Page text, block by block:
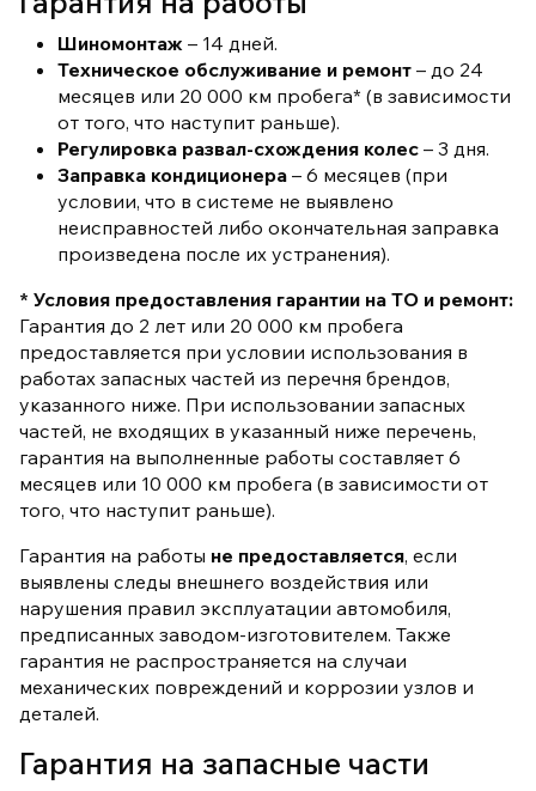
Шиномонтаж – 14 дней.
Техническое обслуживание и ремонт – до 24
месяцев или 20 000 км пробега* (в зависимости
от того, что наступит раньше).
Регулировка развал-схождения колес – 3 дня.
Заправка кондиционера – 6 месяцев (при
условии, что в системе не выявлено
неисправностей либо окончательная заправка
произведена после их устранения).
* Условия предоставления гарантии на ТО и ремонт:
Гарантия до 2 лет или 20 000 км пробега
предоставляется при условии использования в
работах запасных частей из перечня брендов,
указанного ниже. При использовании запасных
частей, не входящих в указанный ниже перечень,
гарантия на выполненные работы составляет 6
месяцев или 10 000 км пробега (в зависимости от
того, что наступит раньше).
Гарантия на работы не предоставляется, если
выявлены следы внешнего воздействия или
нарушения правил эксплуатации автомобиля,
предписанных заводом-изготовителем. Также
гарантия не распространяется на случаи
механических повреждений и коррозии узлов и
деталей.
Гарантия на запасные части